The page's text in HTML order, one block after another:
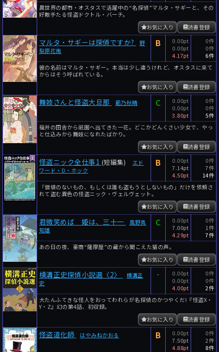
異世界の都市・オスタスで活躍中の“名探偵”マルタ・サギーと、その
好敵手たる怪盗ドクトル・バーチ。
読書登録
お気に入り
マルタ・サギーは探偵ですか?
野
梨原花南
B
0.00pt
0.00pt
4.17pt
0件
0件
6件
彼の名前はマルタ・サギー。本当は少し違うけれど、オスタスに来て
からはそう呼ばれている。
読書登録
お気に入り
舞妓さんと怪盗大旦那 範乃秋晴 C
0.00pt
0.00pt
3.80pt
0件
0件
5件
福井の田舎から祇園へ出てきた一花。どこかどんくさい少女で、やっ
と仕込みから舞妓になれたばかり。
読書登録
お気に入り
怪盗ニック全仕事1 (短編集)
エド
ワード・D・ホック
B
0.00pt
7.14pt
4.50pt
0件
7件
14件
「価値のないもの、もしくは誰も盗もうとしないもの」だけを依頼さ
れて盗む異色の怪盗ニック・ヴェルヴェット。
読書登録
お気に入り
君微笑めば 姫は、三十一
風野真
知雄
C
0.00pt
7.00pt
4.29pt
0件
1件
7件
あの日の夜、豪商“薩摩屋”の蔵から聞こえた猫の声。
読書登録
お気に入り
横溝正史探偵小説選〈2〉
横溝正
史
-
0.00pt
0.00pt
4.00pt
0件
0件
2件
大たんふてきな怪人をおってわれらが名探偵のかつやくだ!『怪盗X・
Y・Z』幻の第4話、初収録。
読書登録
お気に入り
怪盗道化師 はやみねかおる B
0.00pt
7.50pt
4.88pt
0件
2件
8件